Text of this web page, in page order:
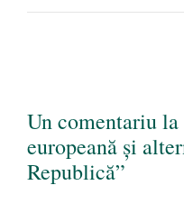
Un comentariu
europeană şi
Republică”